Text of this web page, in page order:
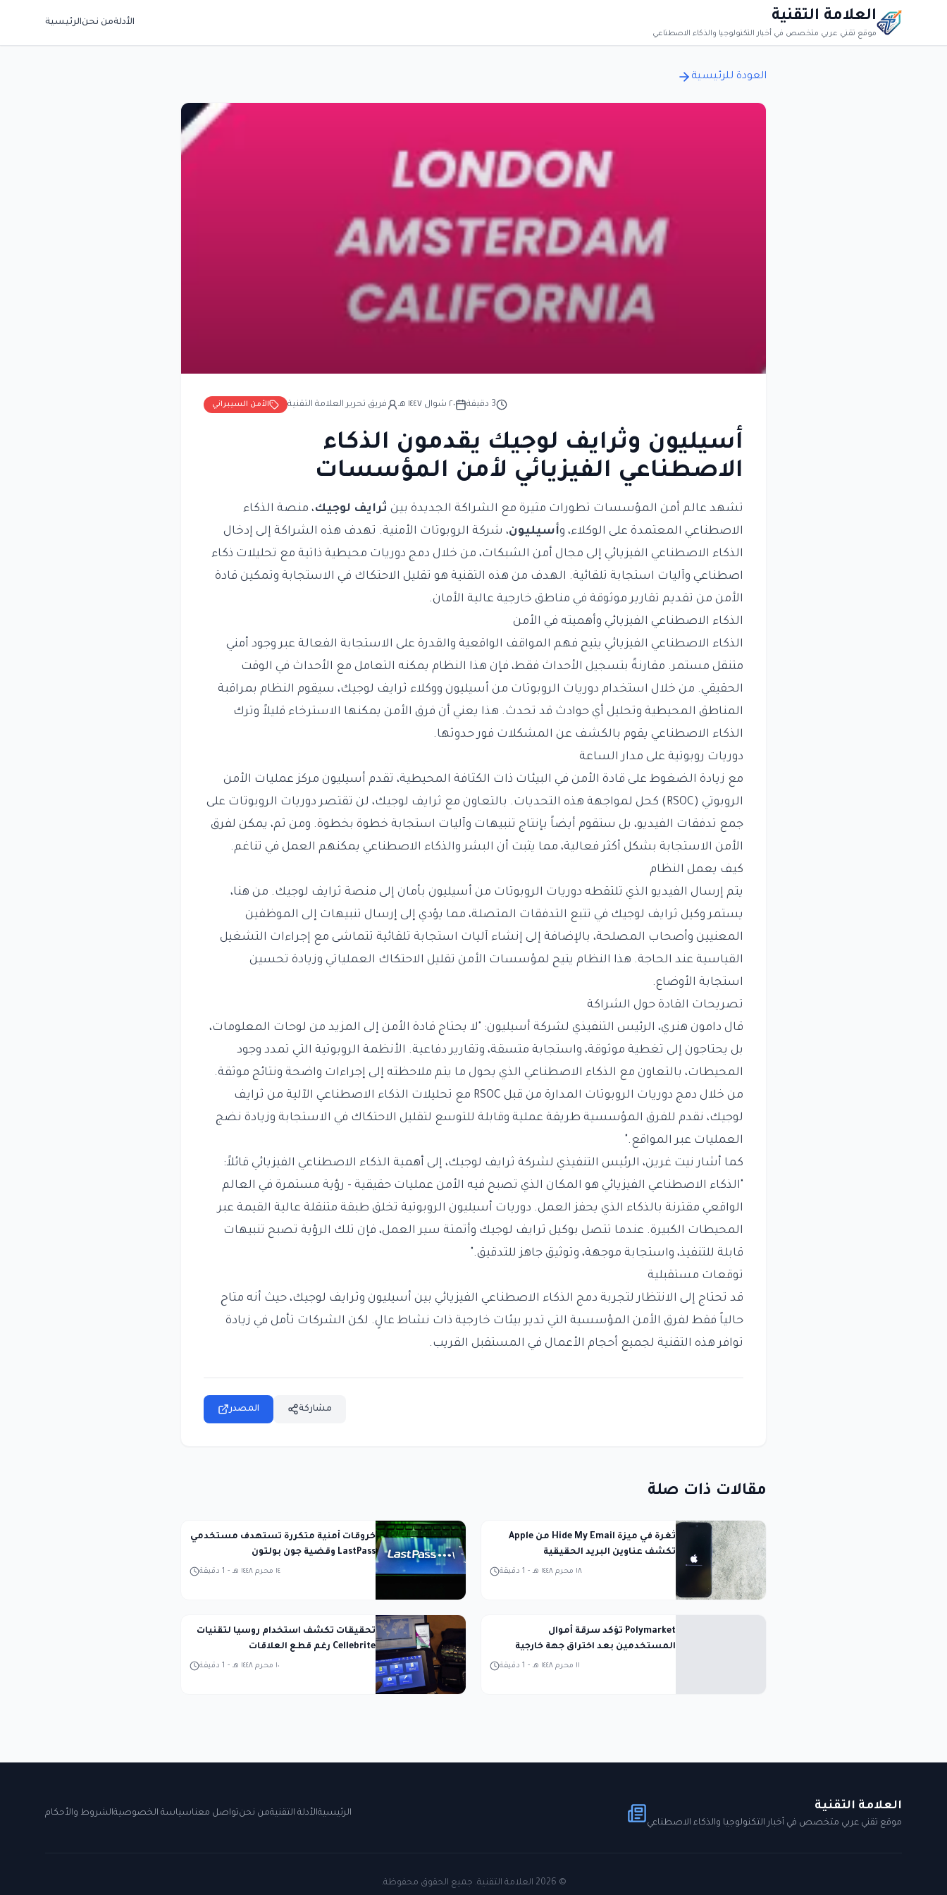
العلامة التقنية
موقع تقني عربي متخصص في أخبار التكنولوجيا والذكاء الاصطناعي
الأدلةمن نحنالرئيسية
العودة للرئيسية
الأمن السيبراني فريق تحرير العلامة التقنية ٢٠ شوال ١٤٤٧ هـ 3 دقيقة
أسيليون وثرايف لوجيك يقدمون الذكاء
الاصطناعي الفيزيائي لأمن المؤسسات
تشهد عالم أمن المؤسسات تطورات مثيرة مع الشراكة الجديدة بين ثرايف لوجيك، منصة الذكاء
الاصطناعي المعتمدة على الوكلاء، وأسيليون، شركة الروبوتات الأمنية. تهدف هذه الشراكة إلى إدخال
الذكاء الاصطناعي الفيزيائي إلى مجال أمن الشبكات، من خلال دمج دوريات محيطية ذاتية مع تحليلات ذكاء
اصطناعي وآليات استجابة تلقائية. الهدف من هذه التقنية هو تقليل الاحتكاك في الاستجابة وتمكين قادة
الأمن من تقديم تقارير موثوقة في مناطق خارجية عالية الأمان.
الذكاء الاصطناعي الفيزيائي وأهميته في الأمن
الذكاء الاصطناعي الفيزيائي يتيح فهم المواقف الواقعية والقدرة على الاستجابة الفعالة عبر وجود أمني
متنقل مستمر. مقارنةً بتسجيل الأحداث فقط، فإن هذا النظام يمكنه التعامل مع الأحداث في الوقت
الحقيقي. من خلال استخدام دوريات الروبوتات من أسيليون ووكلاء ثرايف لوجيك، سيقوم النظام بمراقبة
المناطق المحيطية وتحليل أي حوادث قد تحدث. هذا يعني أن فرق الأمن يمكنها الاسترخاء قليلاً وترك
الذكاء الاصطناعي يقوم بالكشف عن المشكلات فور حدوثها.
دوريات روبوتية على مدار الساعة
مع زيادة الضغوط على قادة الأمن في البيئات ذات الكثافة المحيطية، تقدم أسيليون مركز عمليات الأمن
الروبوتي (RSOC) كحل لمواجهة هذه التحديات. بالتعاون مع ثرايف لوجيك، لن تقتصر دوريات الروبوتات على
جمع تدفقات الفيديو، بل ستقوم أيضاً بإنتاج تنبيهات وآليات استجابة خطوة بخطوة. ومن ثم، يمكن لفرق
الأمن الاستجابة بشكل أكثر فعالية، مما يثبت أن البشر والذكاء الاصطناعي يمكنهم العمل في تناغم.
كيف يعمل النظام
يتم إرسال الفيديو الذي تلتقطه دوريات الروبوتات من أسيليون بأمان إلى منصة ثرايف لوجيك. من هنا،
يستمر وكيل ثرايف لوجيك في تتبع التدفقات المتصلة، مما يؤدي إلى إرسال تنبيهات إلى الموظفين
المعنيين وأصحاب المصلحة، بالإضافة إلى إنشاء آليات استجابة تلقائية تتماشى مع إجراءات التشغيل
القياسية عند الحاجة. هذا النظام يتيح لمؤسسات الأمن تقليل الاحتكاك العملياتي وزيادة تحسين
استجابة الأوضاع.
تصريحات القادة حول الشراكة
قال دامون هنري، الرئيس التنفيذي لشركة أسيليون: "لا يحتاج قادة الأمن إلى المزيد من لوحات المعلومات،
بل يحتاجون إلى تغطية موثوقة، واستجابة متسقة، وتقارير دفاعية. الأنظمة الروبوتية التي تمدد وجود
المحيطات، بالتعاون مع الذكاء الاصطناعي الذي يحول ما يتم ملاحظته إلى إجراءات واضحة ونتائج موثقة.
من خلال دمج دوريات الروبوتات المدارة من قبل RSOC مع تحليلات الذكاء الاصطناعي الآلية من ثرايف
لوجيك، نقدم للفرق المؤسسية طريقة عملية وقابلة للتوسع لتقليل الاحتكاك في الاستجابة وزيادة نضج
العمليات عبر المواقع."
كما أشار نيت غرين، الرئيس التنفيذي لشركة ثرايف لوجيك، إلى أهمية الذكاء الاصطناعي الفيزيائي قائلاً:
"الذكاء الاصطناعي الفيزيائي هو المكان الذي تصبح فيه الأمن عمليات حقيقية - رؤية مستمرة في العالم
الواقعي مقترنة بالذكاء الذي يحفز العمل. دوريات أسيليون الروبوتية تخلق طبقة متنقلة عالية القيمة عبر
المحيطات الكبيرة. عندما تتصل بوكيل ثرايف لوجيك وأتمتة سير العمل، فإن تلك الرؤية تصبح تنبيهات
قابلة للتنفيذ، واستجابة موجهة، وتوثيق جاهز للتدقيق."
توقعات مستقبلية
قد تحتاج إلى الانتظار لتجربة دمج الذكاء الاصطناعي الفيزيائي بين أسيليون وثرايف لوجيك، حيث أنه متاح
حالياً فقط لفرق الأمن المؤسسية التي تدير بيئات خارجية ذات نشاط عالٍ. لكن الشركات تأمل في زيادة
توافر هذه التقنية لجميع أحجام الأعمال في المستقبل القريب.
المصدر مشاركة
مقالات ذات صلة
ثغرة في ميزة Hide My Email من Apple
تكشف عناوين البريد الحقيقية
1 دقيقة - ١٨ محرم ١٤٤٨ هـ
خروقات أمنية متكررة تستهدف مستخدمي
LastPass وقضية جون بولتون
1 دقيقة - ١٤ محرم ١٤٤٨ هـ
Polymarket تؤكد سرقة أموال
المستخدمين بعد اختراق جهة خارجية
1 دقيقة - ١١ محرم ١٤٤٨ هـ
تحقيقات تكشف استخدام روسيا لتقنيات
Cellebrite رغم قطع العلاقات
1 دقيقة - ١٠ محرم ١٤٤٨ هـ
العلامة التقنية
موقع تقني عربي متخصص في أخبار التكنولوجيا والذكاء الاصطناعي
الرئيسيةالأدلة التقنيةمن نحنتواصل معناسياسة الخصوصيةالشروط والأحكام
©
2026 العلامة التقنية. جميع الحقوق محفوظة.